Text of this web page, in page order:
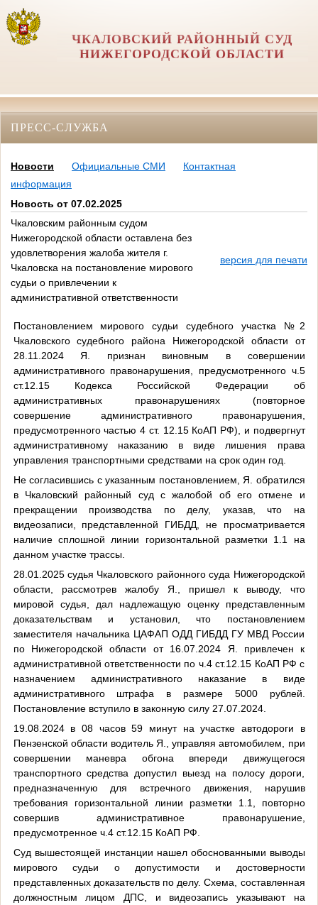
ЧКАЛОВСКИЙ РАЙОННЫЙ СУД
НИЖЕГОРОДСКОЙ ОБЛАСТИ
ПРЕСС-СЛУЖБА
Новости Официальные СМИ
Контактная
информация
Новость от 07.02.2025
Чкаловским районным судом
Нижегородской области оставлена без
удовлетворения жалоба жителя г.
Чкаловска на постановление мирового
судьи о привлечении к
административной ответственности
версия для печати
Постановлением мирового судьи судебного участка №2
Чкаловского судебного района Нижегородской области от
28.11.2024 Я. признан виновным в совершении
административного правонарушения, предусмотренного ч.5
ст.12.15 Кодекса Российской Федерации об
административных правонарушениях (повторное
совершение административного правонарушения,
предусмотренного частью 4 ст. 12.15 КоАП РФ), и подвергнут
административному наказанию в виде лишения права
управления транспортными средствами на срок один год.
Не согласившись с указанным постановлением, Я. обратился
в Чкаловский районный суд с жалобой об его отмене и
прекращении производства по делу, указав, что на
видеозаписи, представленной ГИБДД, не просматривается
наличие сплошной линии горизонтальной разметки 1.1 на
данном участке трассы.
28.01.2025 судья Чкаловского районного суда Нижегородской
области, рассмотрев жалобу Я., пришел к выводу, что
мировой судья, дал надлежащую оценку представленным
доказательствам и установил, что постановлением
заместителя начальника ЦАФАП ОДД ГИБДД ГУ МВД России
по Нижегородской области от 16.07.2024 Я. привлечен к
административной ответственности по ч.4 ст.12.15 КоАП РФ с
назначением административного наказание в виде
административного штрафа в размере 5000 рублей.
Постановление вступило в законную силу 27.07.2024.
19.08.2024 в 08 часов 59 минут на участке автодороги в
Пензенской области водитель Я., управляя автомобилем, при
совершении маневра обгона впереди движущегося
транспортного средства допустил выезд на полосу дороги,
предназначенную для встречного движения, нарушив
требования горизонтальной линии разметки 1.1, повторно
совершив административное правонарушение,
предусмотренное ч.4 ст.12.15 КоАП РФ.
Суд вышестоящей инстанции нашел обоснованными выводы
мирового судьи о допустимости и достоверности
представленных доказательств по делу. Схема, составленная
должностным лицом ДПС, и видеозапись указывают на